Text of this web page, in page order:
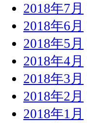
2018年7月
2018年6月
2018年5月
2018年4月
2018年3月
2018年2月
2018年1月